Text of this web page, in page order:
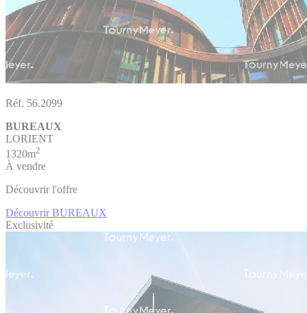
Réf. 56.2099
BUREAUX
LORIENT
1320m2
À vendre
Découvrir l'offre
Découvrir BUREAUX
Exclusivité